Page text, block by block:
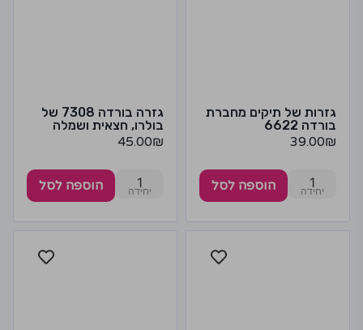
גזרות של תיקים מחברת
בורדה 6622
39.00₪
1 הוספה לסל
גזרה בורדה 7308 של
בולרו, חצאית ושמלה
45.00₪
1 הוספה לסל